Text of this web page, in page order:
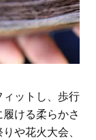
ットし、歩行
ける柔らかさ
や花火大会、